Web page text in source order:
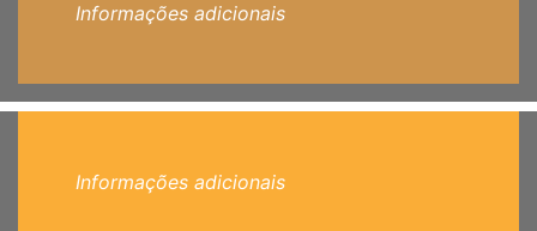
Informações adicionais
Informações adicionais